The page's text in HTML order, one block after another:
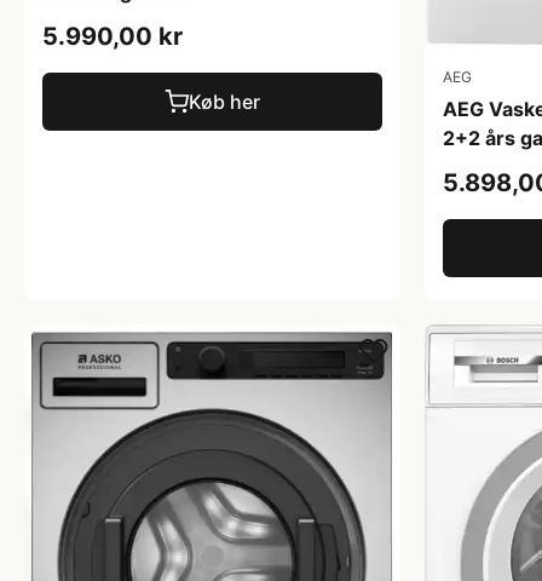
5.990,00 kr
Køb her
AEG
AEG
2+2 års